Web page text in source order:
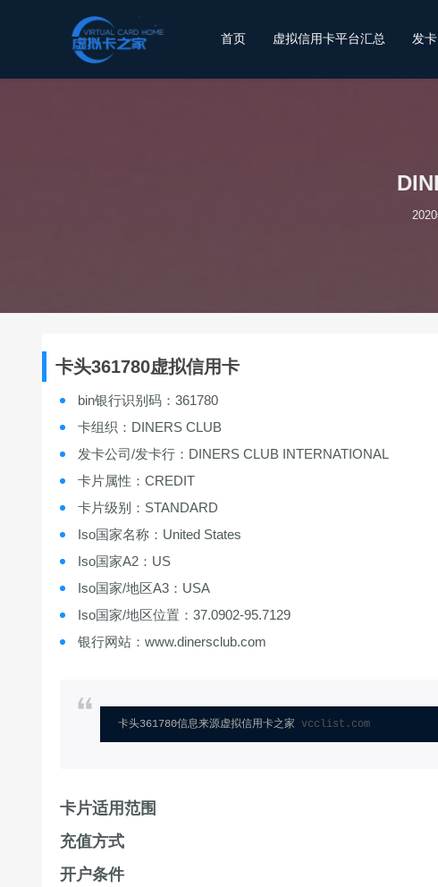
首页 虚拟信用卡平台汇总 发
卡头361780虚拟信用卡
bin银行识别码：361780
卡组织：DINERS CLUB
发卡公司/发卡行：DINERS CLUB INTERNATIONAL
卡片属性：CREDIT
卡片级别：STANDARD
Iso国家名称：United States
Iso国家A2：US
Iso国家/地区A3：USA
Iso国家/地区位置：37.0902-95.7129
银行网站：www.dinersclub.com
卡头361780信息来源虚拟信用卡之家 vcclist.com
卡片适用范围
充值方式
开户条件